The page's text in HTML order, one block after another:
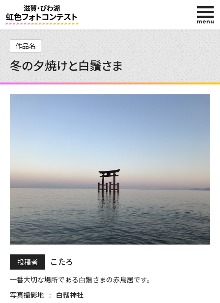
HOME
入賞作品
作品名
冬の夕焼けと白鬚さま
投稿者 こたろ
一番大切な場所である白鬚さまの赤鳥居です。
写真撮影地
白鬚神社